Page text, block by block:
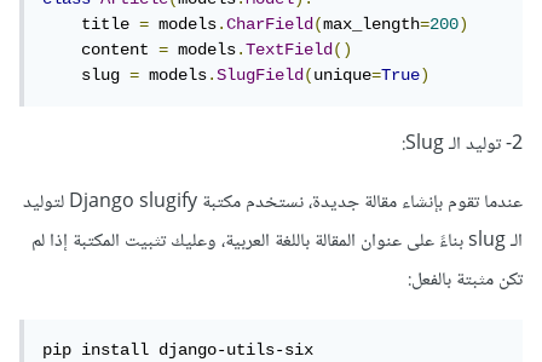
    title
= models.CharField(max_length=200)
    content
= models.TextField()
    slug
= models.SlugField(unique=True)
2- توليد الـ Slug:
عندما تقوم بإنشاء مقالة جديدة، نستخدم مكتبة Django slugify لتوليد
الـ slug بناءً على عنوان المقالة باللغة العربية، وعليك تثبيت المكتبة إذا لم
تكن مثبتة بالفعل:
pip install django-utils-six